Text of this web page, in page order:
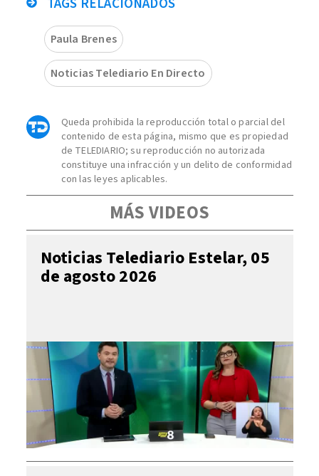
TAGS RELACIONADOS
Paula Brenes
Noticias Telediario En Directo
Queda prohibida la reproducción total o parcial del
contenido de esta página, mismo que es propiedad
de TELEDIARIO; su reproducción no autorizada
constituye una infracción y un delito de conformidad
con las leyes aplicables.
MÁS VIDEOS
Noticias Telediario Estelar, 05
de agosto 2026